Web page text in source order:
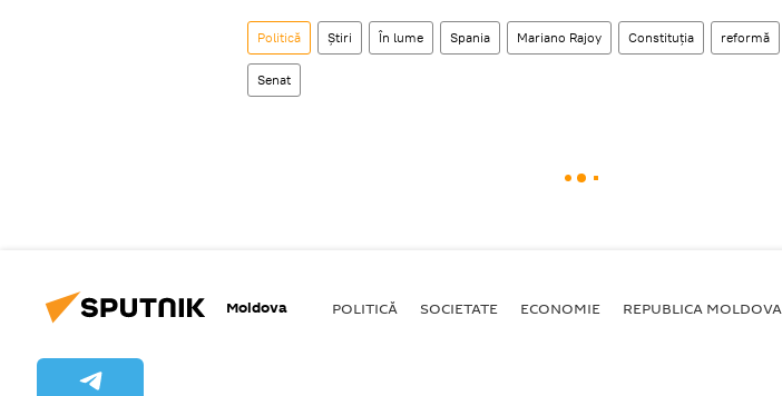
Politică Știri În lume Spania Mariano Rajoy Constituţia reformă
Senat
Moldova POLITICĂ SOCIETATE ECONOMIE REPUBLICA MOLDOVA